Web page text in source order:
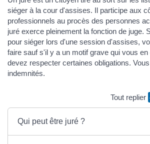
siéger à la cour d'assises. Il participe aux
professionnels au procès des personnes
juré exerce pleinement la fonction de juge.
pour siéger lors d'une session d'assises,
faire sauf s'il y a un motif grave qui vous
devez respecter certaines obligations.
indemnités.
Tout replier
Qui peut être juré ?